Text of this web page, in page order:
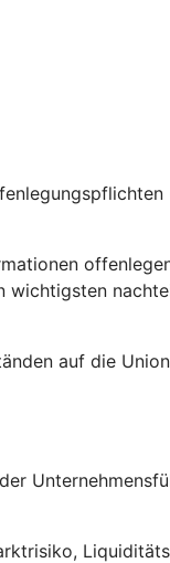
auf die